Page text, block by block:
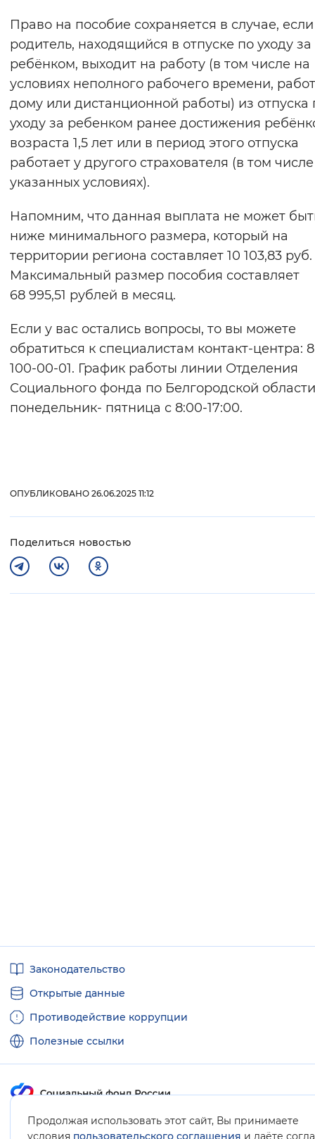
Право на пособие сохраняется в случае, если
родитель, находящийся в отпуске по уходу за
ребёнком, выходит на работу (в том числе на
условиях неполного рабочего времени,
дому или дистанционной работы) из отпуска
уходу за ребенком ранее достижения
возраста 1,5 лет или в период этого отпуска
работает у другого страхователя (в том
указанных условиях).
Напомним, что данная выплата не может
ниже минимального размера, который на
территории региона составляет 10 103,83 руб.
Максимальный размер пособия составляет
68 995,51 рублей в месяц.
Если у вас остались вопросы, то вы можете
обратиться к специалистам контакт-центра:
100-00-01. График работы линии Отделения
Социального фонда по Белгородской
понедельник- пятница с 8:00-17:00.
ОПУБЛИКОВАНО 26.06.2025 11:12
Поделиться новостью
Продолжая использовать этот сайт, Вы принимаете
условия пользовательского соглашения и даёте
ссылкиЗаконодательство
Открытые данные
Противодействие коррупции
Полезные ссылки
Карта сайта